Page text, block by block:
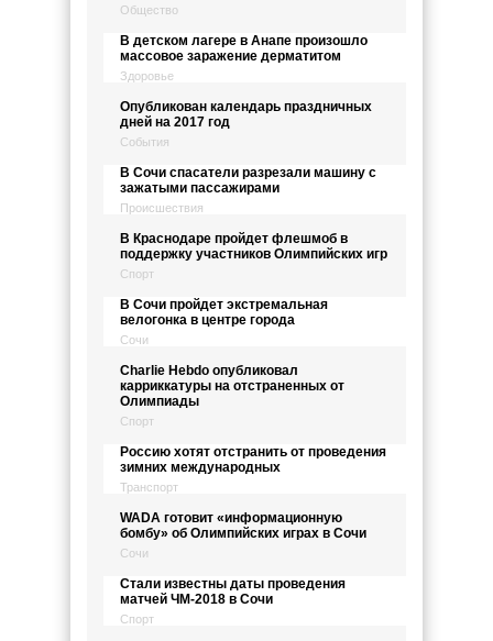
Общество
В детском лагере в Анапе произошло
массовое заражение дерматитом
Здоровье
Опубликован календарь праздничных
дней на 2017 год
События
В Сочи спасатели разрезали машину с
зажатыми пассажирами
Происшествия
В Краснодаре пройдет флешмоб в
поддержку участников Олимпийских игр
Спорт
В Сочи пройдет экстремальная
велогонка в центре города
Сочи
Charlie Hebdo опубликовал
карриккатуры на отстраненных от
Олимпиады
Спорт
Россию хотят отстранить от проведения
зимних международных
Транспорт
WADA готовит «информационную
бомбу» об Олимпийских играх в Сочи
Сочи
Стали известны даты проведения
матчей ЧМ-2018 в Сочи
Спорт